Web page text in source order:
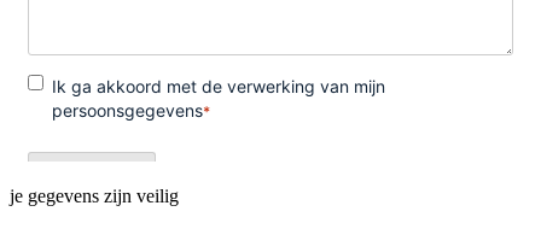
je gegevens zijn veilig